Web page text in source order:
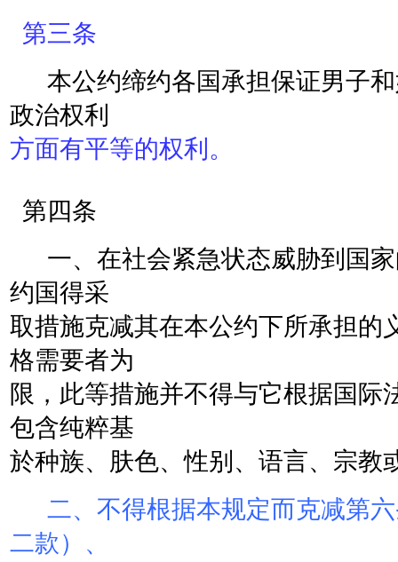
第三条
本公约缔约各国承担保证男子和
政治权利
方面有平等的权利。
第四条
一、在社会紧急状态威胁到国家
约国得采
取措施克减其在本公约下所承担的
格需要者为
限，此等措施并不得与它根据国
包含纯粹基
於种族、肤色、性别、语言、宗教
二、不得根据本规定而克减第
二款）、